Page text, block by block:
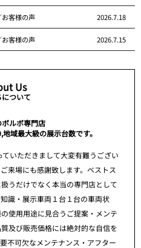
客様の声 2026.7.18
客様の声 2026.7.15
Us
ついて
ルボ専門店
域最大級の展示台数です。
いただきまして大変有難うござい
来場にも感謝致します。ベストス
うだけでなく本当の専門店として
識・展示車両１台１台の車両状
使用用途に見合うご提案・メンテ
及び販売価格には絶対的な自信を
不可欠なメンテナンス・アフター